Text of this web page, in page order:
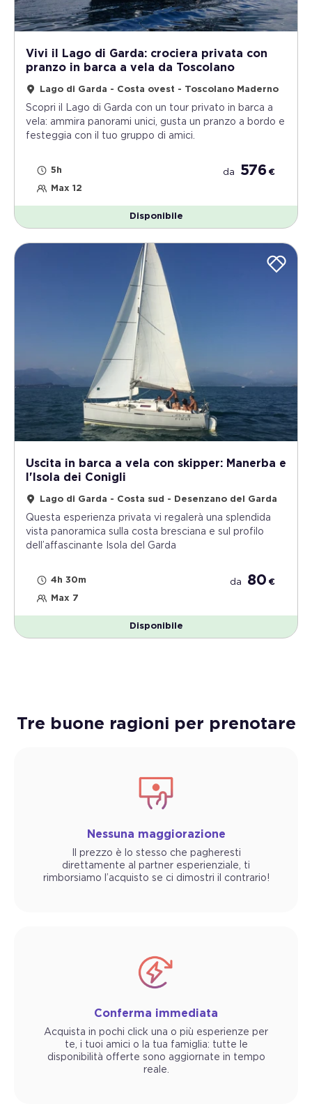
Vivi il Lago di Garda: crociera privata con
pranzo in barca a vela da Toscolano
Lago di Garda - Costa ovest - Toscolano Maderno
Scopri il Lago di Garda con un tour privato in barca a
vela: ammira panorami unici, gusta un pranzo a bordo e
festeggia con il tuo gruppo di amici.
5h
Max 12
da 576 €
Disponibile
Uscita in barca a vela con skipper: Manerba e
l'Isola dei Conigli
Lago di Garda - Costa sud - Desenzano del Garda
Questa esperienza privata vi regalerà una splendida
vista panoramica sulla costa bresciana e sul profilo
dell’affascinante Isola del Garda
4h 30m
Max 7
da 80 €
Disponibile
Tre buone ragioni per prenotare
Nessuna maggiorazione
Il prezzo è lo stesso che pagheresti
direttamente al partner esperienziale, ti
rimborsiamo l’acquisto se ci dimostri il contrario!
Conferma immediata
Acquista in pochi click una o più esperienze per
te, i tuoi amici o la tua famiglia: tutte le
disponibilità offerte sono aggiornate in tempo
reale.